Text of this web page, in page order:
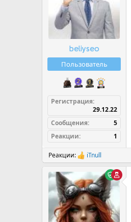
beliyseo
Пользователь
Регистрация
29.12.22
Сообщения
5
Реакции
1
Реакции:
Р
а
к
ц
и
iTnull